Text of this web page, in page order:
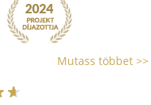
Mutass többet >>